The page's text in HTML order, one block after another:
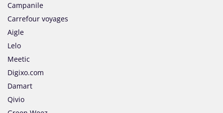
Campanile
Carrefour voyages
Aigle
Lelo
Meetic
Digixo.com
Damart
Qivio